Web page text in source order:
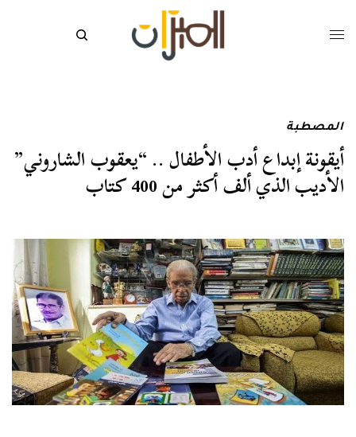
المصطبة
أيقونة إبداع أدب الأطفال .. “يعقوب الشاروني”
الأديب الذي ألف أكثر من 400 كتاب